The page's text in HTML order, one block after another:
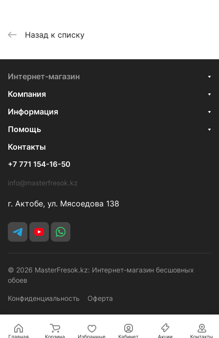
Назад к списку
Интернет-магазин
Компания
Информация
Помощь
Контакты
+7 771 154-16-50
info@masterfresok.kz
г. Актобе, ул. Мясоедова 138
© 2026 MasterFresok.kz: Интернет-магазин бесшовных
обоев
Конфиденциальность Оферта
Главная Корзина Избранные Кабинет Акции Контакты